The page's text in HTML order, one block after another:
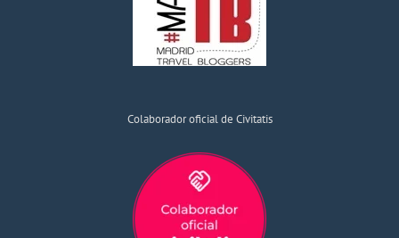
Colaborador oficial de Civitatis